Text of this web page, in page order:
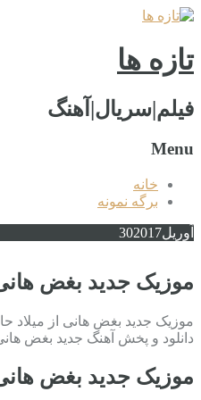
تازه ها
فیلم|سریال|آهنگ
Menu
خانه
برگه نمونه
آوریل 302017
موزیک جدید بغض هانی
موزیک جدید بغض هانی از میلاد
دانلود و پخش آهنگ جدید بغض
موزیک جدید بغض هانی